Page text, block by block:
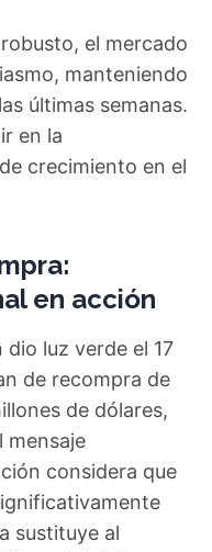
el mercado
manteniendo
últimas semanas.
en la
crecimiento en el
en acción
luz verde el 17
de recompra de
de dólares,
mensaje
considera que
sustituye al